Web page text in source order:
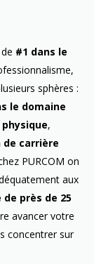
#1 dans le
sphères :
le domaine
,
carrière
PURCOM on
aux
près de 25
avancer votre
concentrer sur